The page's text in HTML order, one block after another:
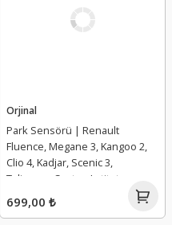
Orjinal
Park Sensörü | Renault
Fluence, Megane 3, Kangoo 2,
Clio 4, Kadjar, Scenic 3,
Talisman, Captur, Latitute
699,00 ₺